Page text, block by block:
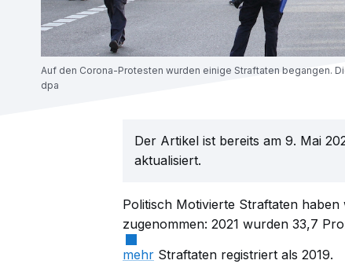
Auf den Corona-Protesten wurden einige Straftaten begangen.
dpa
Der Artikel ist bereits am 9. Mai
aktualisiert.
Politisch Motivierte Straftaten
zugenommen: 2021 wurden 33,7
mehr Straftaten registriert als 2019.